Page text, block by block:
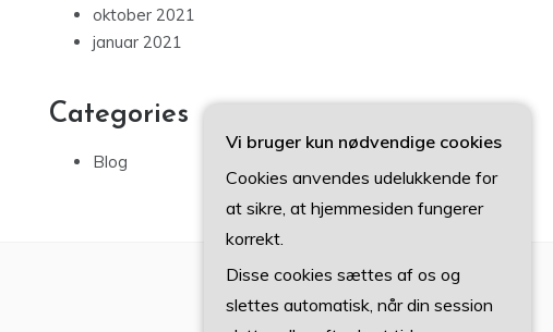
oktober 2021
januar 2021
Categories
Blog
Vi bruger kun nødvendige cookies
Cookies anvendes udelukkende for
at sikre, at hjemmesiden fungerer
korrekt.
Disse cookies sættes af os og
slettes automatisk, når din session